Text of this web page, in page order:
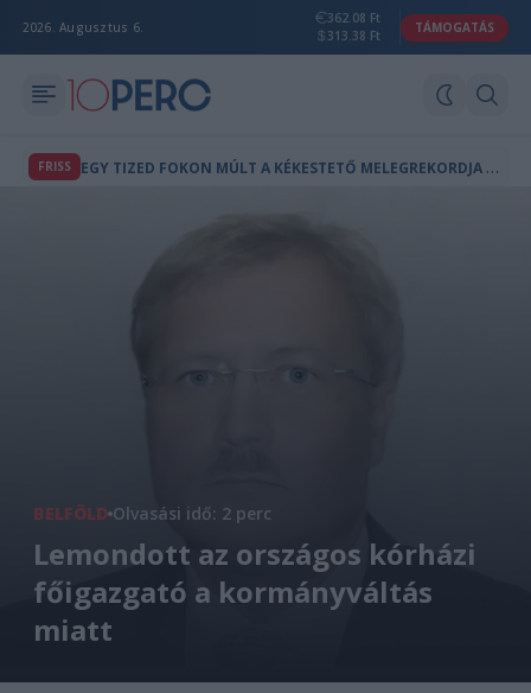
2026. Augusztus 6.
362.08 Ft
313.38 Ft
TÁMOGATÁS
FRISS E
GY TIZED FOKON MÚLT A KÉKESTETŐ MELEGREKORDJA SZERDÁN
BELFÖLD Olvasási idő: 2 perc
Lemondott az országos kórházi
főigazgató a kormányváltás
miatt